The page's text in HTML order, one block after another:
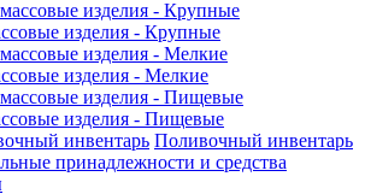
изделия - Крупные
изделия - Мелкие
изделия - Пищевые
Поливочный инвентарь